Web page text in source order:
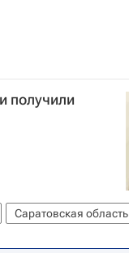
получили
Саратовская область